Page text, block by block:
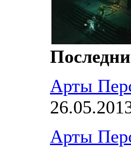
Арты
Арты